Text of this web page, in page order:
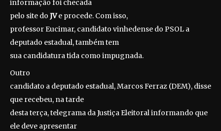
informação foi checada
pelo site do JVe procede. Com isso,
professor Eucimar, candidato vinhedense do PSOL a
deputado estadual, também tem
sua candidatura tida como impugnada.
Outro
candidato a deputado estadual, Marcos Ferraz (DEM), disse
que recebeu, na tarde
desta terça, telegrama da Justiça Eleitoral informando que
ele deve apresentar